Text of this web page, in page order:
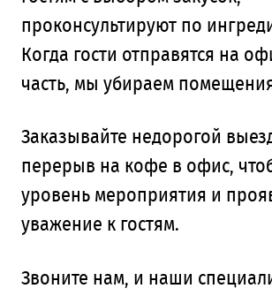
проконсультируют по
Когда гости отправятся на
часть, мы убираем
Заказывайте недорогой
перерыв на кофе в офис,
уровень мероприятия и
уважение к гостям.
Звоните нам, и наши